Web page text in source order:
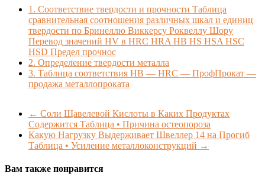
1. Соответствие твердости и прочности Таблица
сравнительная соотношения различных шкал и единиц
твердости по Бринеллю Виккерсу Роквеллу Шору
Перевод значений HV в HRC HRA HB HS HSA HSC
HSD Предел прочнос
2. Определение твердости металла
3. Таблица соответствия HB — HRC — ПрофПрокат —
продажа металлопроката
← Соли Щавелевой Кислоты в Каких Продуктах
Содержится Таблица • Причина остеопороза
Какую Нагрузку Выдерживает Швеллер 14 на Прогиб
Таблица • Усиление металлоконструкций →
Вам также понравится